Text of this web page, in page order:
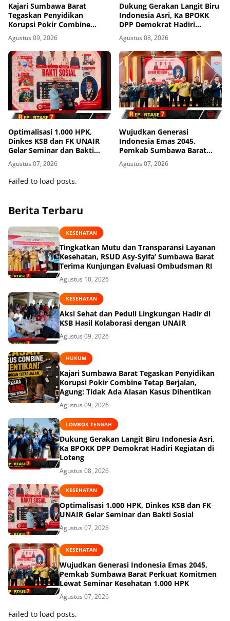
Kajari Sumbawa Barat
Tegaskan Penyidikan
Korupsi Pokir Combine
Tetap Berjalan, Agung: Tidak
Ada Alasan Kasus
Dihentikan
Agustus 09, 2026
Dukung Gerakan Langit Biru
Indonesia Asri, Ka BPOKK
DPP Demokrat Hadiri
Kegiatan di Loteng
Agustus 08, 2026
Optimalisasi 1.000 HPK,
Dinkes KSB dan FK UNAIR
Gelar Seminar dan Bakti
Sosial
Agustus 07, 2026
Wujudkan Generasi
Indonesia Emas 2045,
Pemkab Sumbawa Barat
Perkuat Komitmen Lewat
Seminar Kesehatan 1.000
Agustus 07, 2026
Failed to load posts.
Berita Terbaru
KESEHATAN
Tingkatkan Mutu dan Transparansi Layanan
Kesehatan, RSUD Asy-Syifa’ Sumbawa Barat
Terima Kunjungan Evaluasi Ombudsman RI
Agustus 10, 2026
KESEHATAN
Aksi Sehat dan Peduli Lingkungan Hadir di
KSB Hasil Kolaborasi dengan UNAIR
Agustus 09, 2026
HUKUM
Kajari Sumbawa Barat Tegaskan Penyidikan
Korupsi Pokir Combine Tetap Berjalan,
Agung: Tidak Ada Alasan Kasus Dihentikan
Agustus 09, 2026
LOMBOK TENGAH
Dukung Gerakan Langit Biru Indonesia Asri,
Ka BPOKK DPP Demokrat Hadiri Kegiatan di
Loteng
Agustus 08, 2026
KESEHATAN
Optimalisasi 1.000 HPK, Dinkes KSB dan FK
UNAIR Gelar Seminar dan Bakti Sosial
Agustus 07, 2026
KESEHATAN
Wujudkan Generasi Indonesia Emas 2045,
Pemkab Sumbawa Barat Perkuat Komitmen
Lewat Seminar Kesehatan 1.000 HPK
Agustus 07, 2026
Failed to load posts.